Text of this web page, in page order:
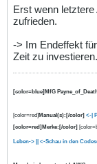
Erst wenn
zufrieden.
-> Im Endeffekt
Zeit zu
[color=blue]MfG
[color=red]Manual(s):[/color] <-|
[color=red]Merke:[/color]
Leben-> || <-Schau in den